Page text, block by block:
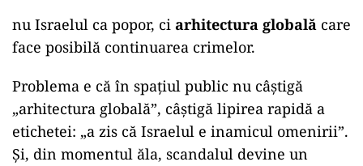
nu Israelul ca popor, ci arhitectura globală care
face posibilă continuarea crimelor.
Problema e că în spațiul public nu câștigă
„arhitectura globală”, câștigă lipirea rapidă a
etichetei: „a zis că Israelul e inamicul omenirii”.
Și, din momentul ăla, scandalul devine un